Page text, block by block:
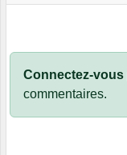
Connectez-vous
commentaires.